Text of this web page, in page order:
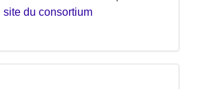
site du consortium